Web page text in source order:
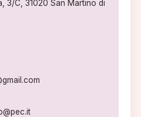
3/C, 31020 San Martino di